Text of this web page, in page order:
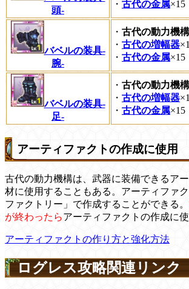
頭-
・ 古代の金属×15
バベルの装具-
腕-
・ 古代の動力機構
・ 古代の増幅器
・ 古代の金属×15
バベルの装具-
足-
・ 古代の動力機構
・ 古代の増幅器
・ 古代の金属×15
アーティファクトの作成に使用
古代の動力機構は、武器に装備できるア
材に使用することもある。アーティファ
ファクトリー」で作成することができる。
が終わったらアーティファクトの作成に使
アーティファクトの作り方と強化方法
ログレス攻略関連リンク